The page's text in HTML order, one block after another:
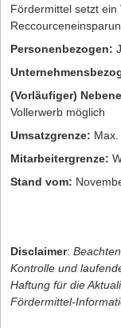
Fördermittel setzt ein
Personenbezogen:
(Vorläufiger)
Vollerwerb möglich
Umsatzgrenze:
Mitarbeitergrenze:
Stand vom:
Disclaimer:
Kontrolle und
Haftung für die
Fördermittel-